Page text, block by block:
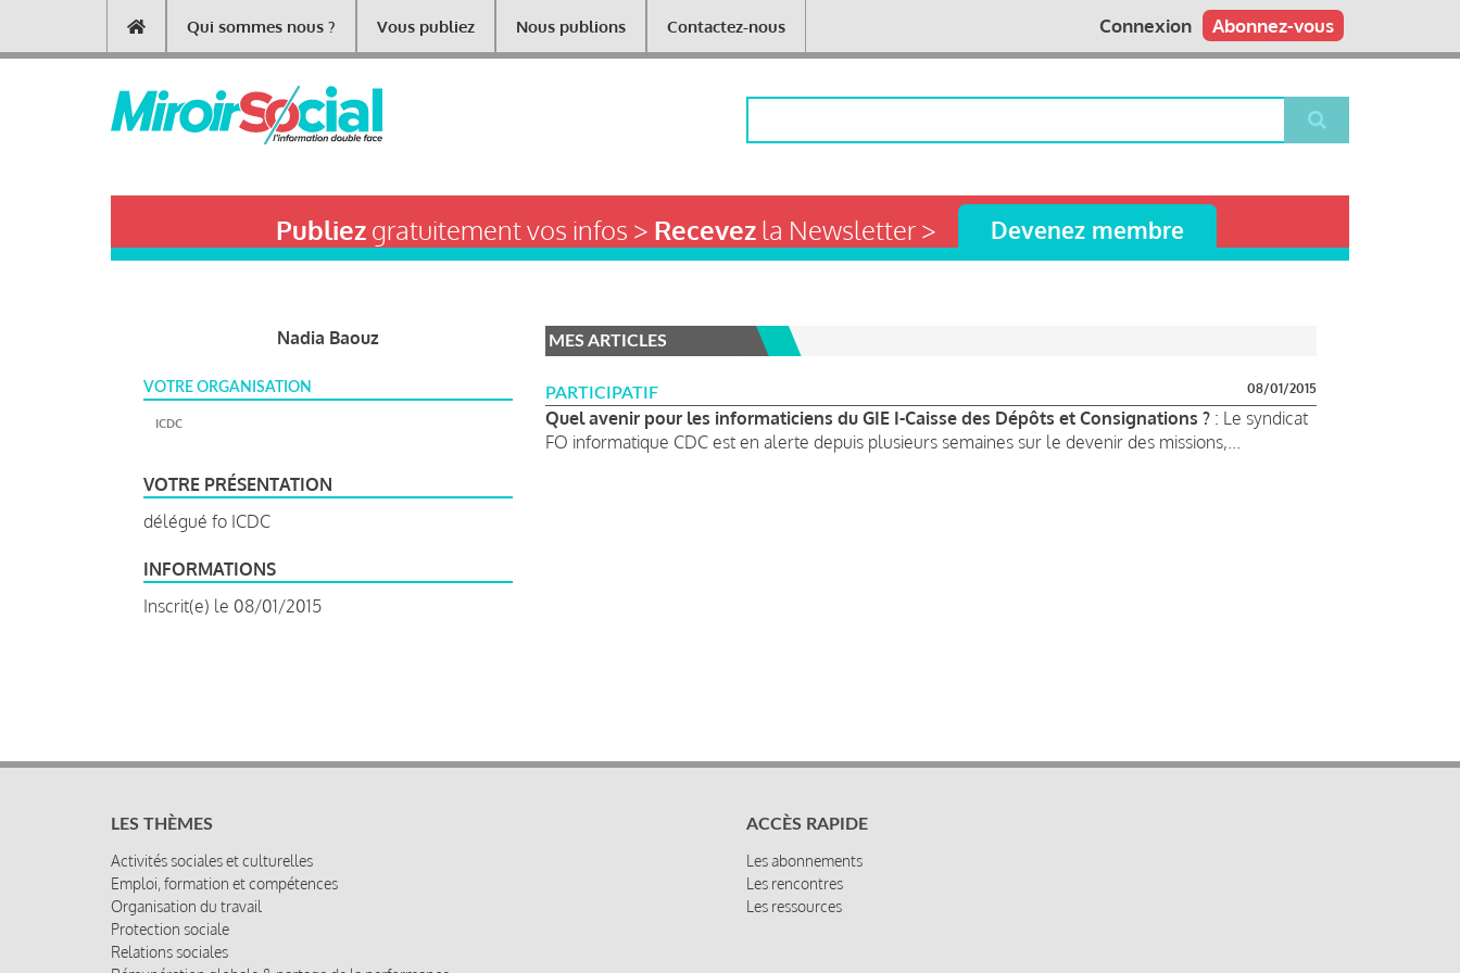
contenu
Main
navigation
Qui sommes nous ? Vous publiez Nous publions Contactez-nous Abonnez-vous
Connexion
Publiezgratuitement vos infos > Recevezla Newsletter > Devenez membre
Nadia Baouz
VOTRE ORGANISATION
ICDC
VOTRE PRÉSENTATION
délégué fo ICDC
INFORMATIONS
Inscrit(e) le 08/01/2015
MES ARTICLES
PARTICIPATIF 08/01/2015
Quel avenir pour les informaticiens du GIE I-Caisse des Dépôts et Consignations ? : Le syndicat
FO informatique CDC est en alerte depuis plusieurs semaines sur le devenir des missions,...
LES THÈMES
Activités sociales et culturelles
Emploi, formation et compétences
Organisation du travail
Protection sociale
Relations sociales
ACCÈS RAPIDE
Les abonnements
Les rencontres
Les ressources